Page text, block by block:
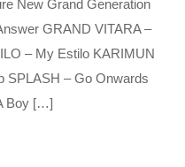
New Grand Generation
GRAND VITARA –
– My Estilo KARIMUN
SPLASH – Go Onwards
Boy […]